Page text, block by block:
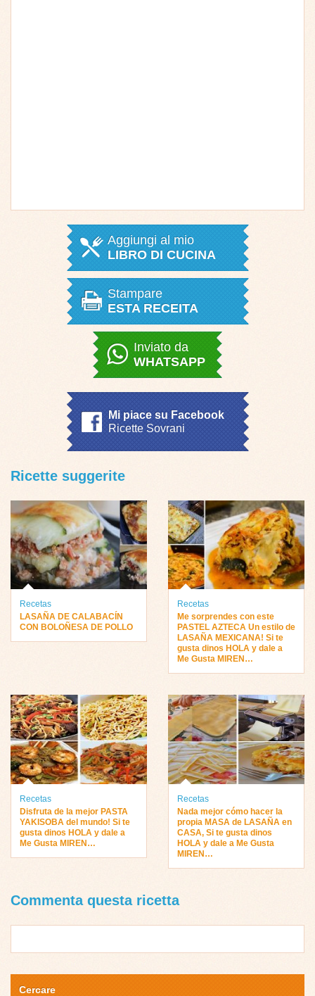
Aggiungi al mio
LIBRO DI CUCINA
Stampare
ESTA RECEITA
Inviato da
WHATSAPP
Mi piace su Facebook
Ricette Sovrani
Ricette suggerite
Recetas
LASAÑA DE CALABACÍN
CON BOLOÑESA DE POLLO
Recetas
Me sorprendes con este
PASTEL AZTECA Un estilo de
LASAÑA MEXICANA! Si te
gusta dinos HOLA y dale a
Me Gusta MIREN…
Recetas
Disfruta de la mejor PASTA
YAKISOBA del mundo! Si te
gusta dinos HOLA y dale a
Me Gusta MIREN…
Recetas
Nada mejor cómo hacer la
propia MASA de LASAÑA en
CASA, Si te gusta dinos
HOLA y dale a Me Gusta
MIREN…
Commenta questa ricetta
Cercare